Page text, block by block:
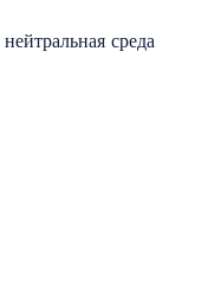
нейтральная среда